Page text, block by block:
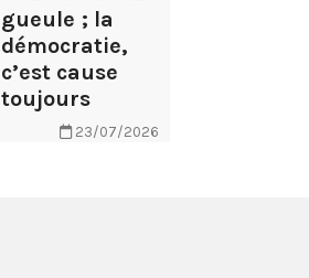
gueule ; la
démocratie,
c’est cause
toujours
23/07/2026